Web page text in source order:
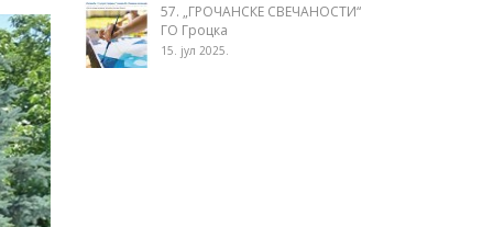
57. „ГРОЧАНСКЕ СВЕЧАНОСТИ“
ГО Гроцка
15. јул 2025.